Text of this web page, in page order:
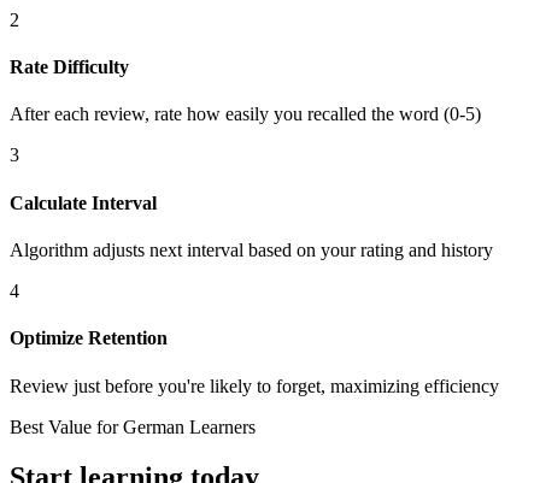
2
Rate Difficulty
After each review, rate how easily you recalled the word (0-5)
3
Calculate Interval
Algorithm adjusts next interval based on your rating and history
4
Optimize Retention
Review just before you're likely to forget, maximizing efficiency
Best Value for German Learners